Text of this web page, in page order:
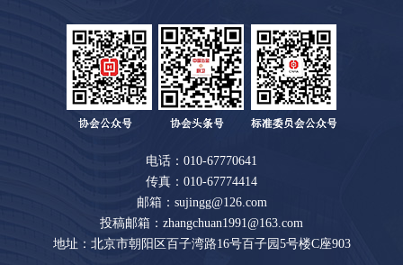
电话：010-67770641
传真：010-67774414
邮箱：sujingg@126.com
投稿邮箱：zhangchuan1991@163.com
地址：北京市朝阳区百子湾路16号百子园5号楼C座903